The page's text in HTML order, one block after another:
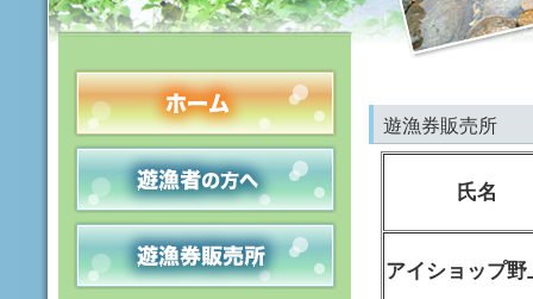
遊漁券販売所
氏名
アイショップ野